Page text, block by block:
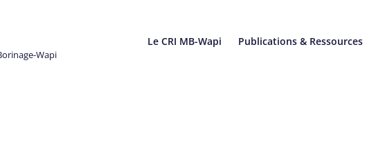
Wapi
Le CRI MB-Wapi Publications & Ressources